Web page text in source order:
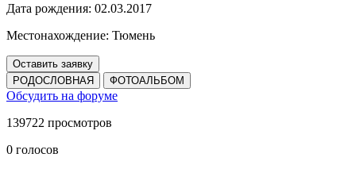
Дата рождения: 02.03.2017
Местонахождение: Тюмень
Оставить заявку
РОДОСЛОВНАЯ
ФОТОАЛЬБОМ
Обсудить на форуме
139722 просмотров
0 голосов